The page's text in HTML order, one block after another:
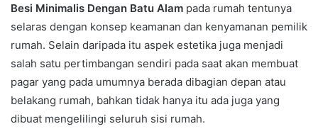
Besi Minimalis Dengan Batu Alam pada rumah tentunya
selaras dengan konsep keamanan dan kenyamanan pemilik
rumah. Selain daripada itu aspek estetika juga menjadi
salah satu pertimbangan sendiri pada saat akan membuat
pagar yang pada umumnya berada dibagian depan atau
belakang rumah, bahkan tidak hanya itu ada juga yang
dibuat mengelilingi seluruh sisi rumah.